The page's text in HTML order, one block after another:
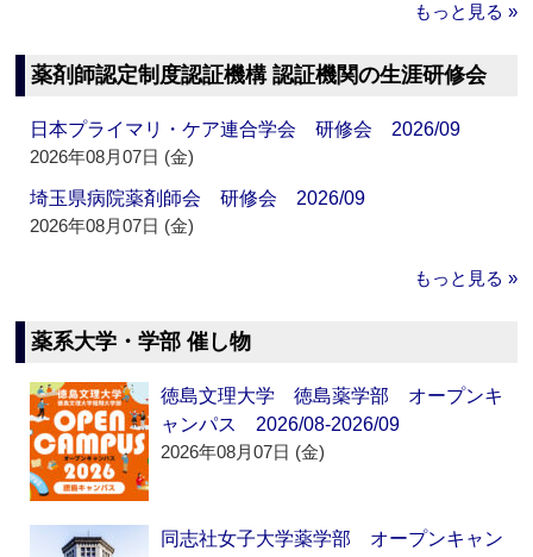
もっと見る »
薬剤師認定制度認証機構 認証機関の生涯研修会
日本プライマリ・ケア連合学会 研修会 2026/09
2026年08月07日 (金)
埼玉県病院薬剤師会 研修会 2026/09
2026年08月07日 (金)
もっと見る »
薬系大学・学部 催し物
徳島文理大学 徳島薬学部 オープンキ
ャンパス 2026/08-2026/09
2026年08月07日 (金)
同志社女子大学薬学部 オープンキャン